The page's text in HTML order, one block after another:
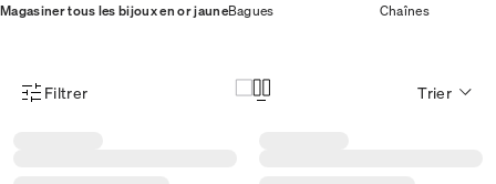
Magasiner tous les bijoux en or jauneBagues Chaînes
Menu des filtres d'articles
Filtrer Trier